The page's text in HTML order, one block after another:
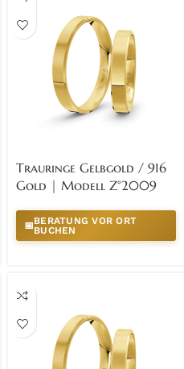
Trauringe Gelbgold / 916
Gold | Modell Z°2009
📅BERATUNG VOR ORT
BUCHEN